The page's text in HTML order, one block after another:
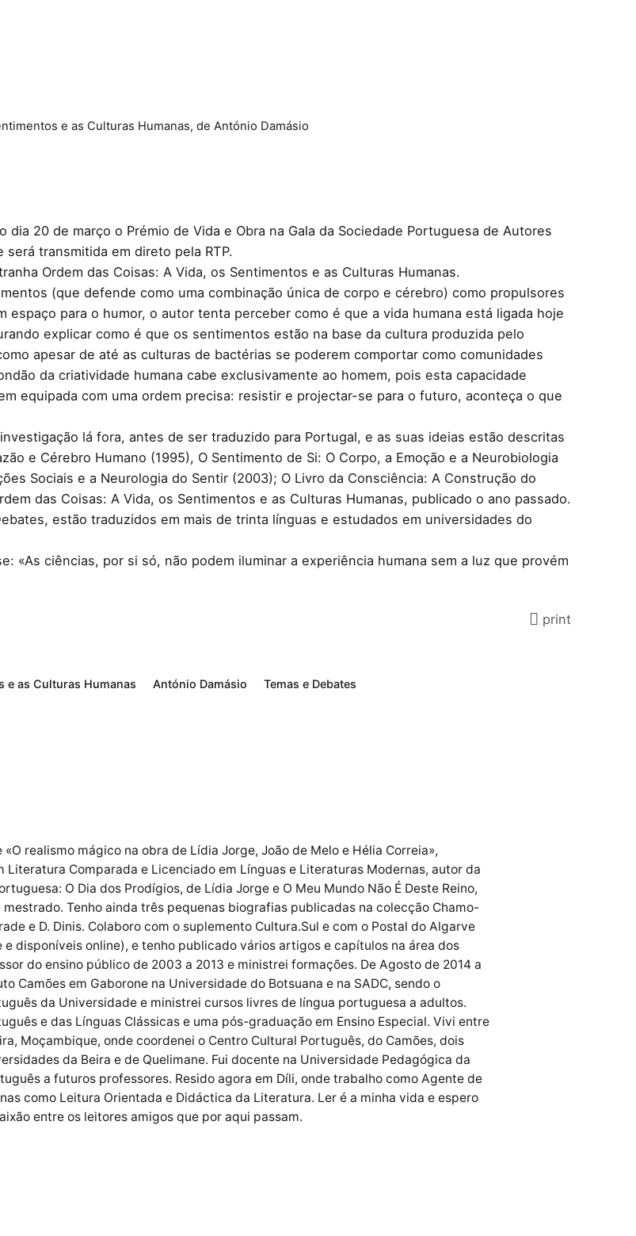
e as Culturas Humanas, de António Damásio
20 de março o Prémio de Vida e Obra na Gala da Sociedade Portuguesa de Autores
transmitida em direto pela RTP.
Ordem das Coisas: A Vida, os Sentimentos e as Culturas Humanas.
(que defende como uma combinação única de corpo e cérebro) como propulsores
para o humor, o autor tenta perceber como é que a vida humana está ligada hoje
explicar como é que os sentimentos estão na base da cultura produzida pelo
apesar de até as culturas de bactérias se poderem comportar como comunidades
da criatividade humana cabe exclusivamente ao homem, pois esta capacidade
equipada com uma ordem precisa: resistir e projectar-se para o futuro, aconteça o que
lá fora, antes de ser traduzido para Portugal, e as suas ideias estão descritas
e Cérebro Humano (1995), O Sentimento de Si: O Corpo, a Emoção e a Neurobiologia
Sociais e a Neurologia do Sentir (2003); O Livro da Consciência: A Construção do
das Coisas: A Vida, os Sentimentos e as Culturas Humanas, publicado o ano passado.
estão traduzidos em mais de trinta línguas e estudados em universidades do
«As ciências, por si só, não podem iluminar a experiência humana sem a luz que provém
print
e as Culturas Humanas António Damásio Temas e Debates
realismo mágico na obra de Lídia Jorge, João de Melo e Hélia Correia»,
Literatura Comparada e Licenciado em Línguas e Literaturas Modernas, autor da
O Dia dos Prodígios, de Lídia Jorge e O Meu Mundo Não É Deste Reino,
Tenho ainda três pequenas biografias publicadas na colecção Chamo-
e D. Dinis. Colaboro com o suplemento Cultura.Sul e com o Postal do Algarve
disponíveis online), e tenho publicado vários artigos e capítulos na área dos
do ensino público de 2003 a 2013 e ministrei formações. De Agosto de 2014 a
Camões em Gaborone na Universidade do Botsuana e na SADC, sendo o
da Universidade e ministrei cursos livres de língua portuguesa a adultos.
e das Línguas Clássicas e uma pós-graduação em Ensino Especial. Vivi entre
Moçambique, onde coordenei o Centro Cultural Português, do Camões, dois
da Beira e de Quelimane. Fui docente na Universidade Pedagógica da
a futuros professores. Resido agora em Díli, onde trabalho como Agente de
como Leitura Orientada e Didáctica da Literatura. Ler é a minha vida e espero
entre os leitores amigos que por aqui passam.